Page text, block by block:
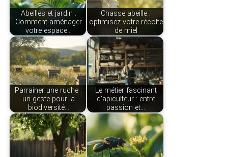
Abeilles et jardin :
Comment aménager
votre espace…
Chasse abeille :
optimisez votre récolte
de miel
Parrainer une ruche :
un geste pour la
biodiversité…
Le métier fascinant
d'apiculteur : entre
passion et…